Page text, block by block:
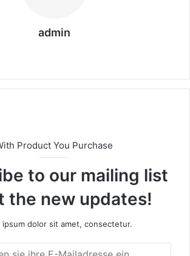
admin
eit
Product You Purchase
to our mailing list
the new updates!
ipsum dolor sit amet, consectetur.